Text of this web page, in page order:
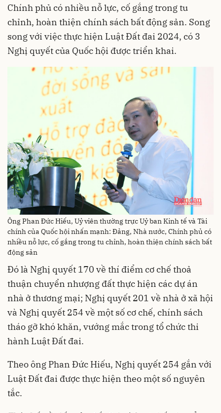
Chính phủ có nhiều nỗ lực, cố gắng trong tu
chỉnh, hoàn thiện chính sách bất động sản. Song
song với việc thực hiện Luật Đất đai 2024, có 3
Nghị quyết của Quốc hội được triển khai.
Ông Phan Đức Hiếu, Uỷ viên thường trực Uỷ ban Kinh tế và Tài
chính của Quốc hội nhấn mạnh: Đảng, Nhà nước, Chính phủ có
nhiều nỗ lực, cố gắng trong tu chỉnh, hoàn thiện chính sách bất
động sản
Đó là Nghị quyết 170 về thí điểm cơ chế thoả
thuận chuyển nhượng đất thực hiện các dự án
nhà ở thương mại; Nghị quyết 201 về nhà ở xã hội
và Nghị quyết 254 về một số cơ chế, chính sách
tháo gỡ khó khăn, vướng mắc trong tổ chức thi
hành Luật Đất đai.
Theo ông Phan Đức Hiếu, Nghị quyết 254 gắn với
Luật Đất đai được thực hiện theo một số nguyên
tắc.